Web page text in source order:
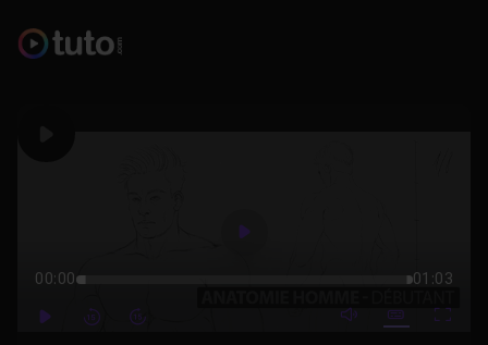
Play
00:00 01:03
PlayForwardForward mute video
Subtitles